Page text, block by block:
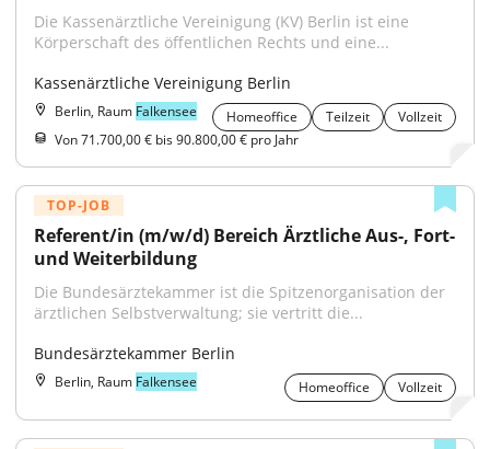
Die Kassenärztliche Vereinigung (KV) Berlin ist eine
Körperschaft des öffentlichen Rechts und eine...
Kassenärztliche Vereinigung Berlin
Berlin, Raum Falkensee Homeoffice Teilzeit
Vollzeit
Von 71.700,00 € bis 90.800,00 € pro Jahr
TOP-JOB
Referent/in (m/w/d) Bereich Ärztliche Aus-, Fort-
und Weiterbildung
Die Bundesärztekammer ist die Spitzenorganisation der
ärztlichen Selbstverwaltung; sie vertritt die...
Bundesärztekammer Berlin
Berlin, Raum Falkensee Homeoffice Vollzeit